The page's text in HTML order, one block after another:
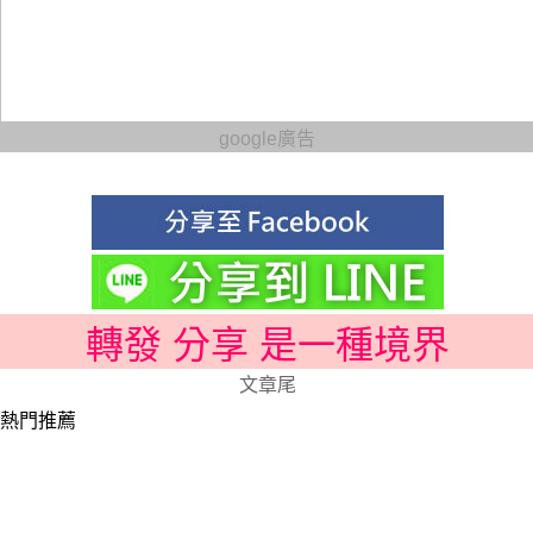
google廣告
轉發 分享 是一種境界
文章尾
熱門推薦